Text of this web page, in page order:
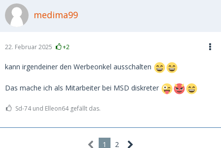
medima99
22. Februar 2025 +2
kann irgendeiner den Werbeonkel ausschalten
Das mache ich als Mitarbeiter bei MSD diskreter
Sd-74 und Elleon64 gefällt das.
1 2